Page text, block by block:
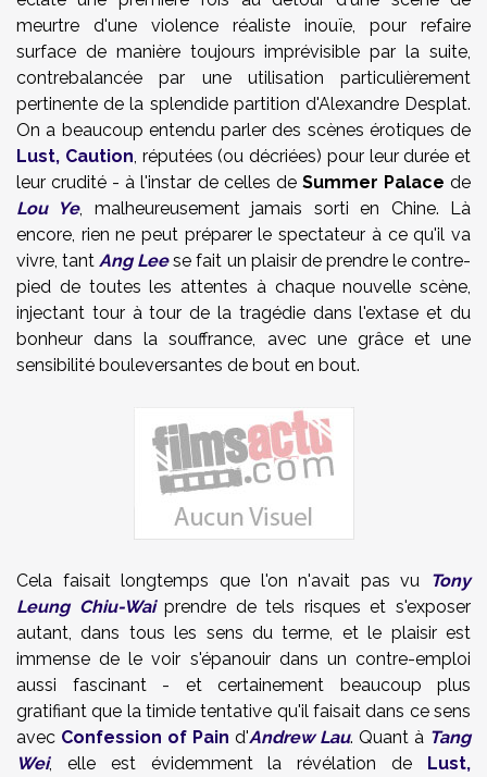
meurtre d'une violence réaliste inouïe, pour refaire
surface de manière toujours imprévisible par la suite,
contrebalancée par une utilisation particulièrement
pertinente de la splendide partition d'Alexandre Desplat.
On a beaucoup entendu parler des scènes érotiques de
Lust, Caution, réputées (ou décriées) pour leur durée et
leur crudité - à l'instar de celles de Summer Palace de
Lou Ye, malheureusement jamais sorti en Chine. Là
encore, rien ne peut préparer le spectateur à ce qu'il va
vivre, tantAng Leese fait un plaisir de prendre le contre-
pied de toutes les attentes à chaque nouvelle scène,
injectant tour à tour de la tragédie dans l'extase et du
bonheur dans la souffrance, avec une grâce et une
sensibilité bouleversantes de bout en bout.
Cela faisait longtemps que l'on n'avait pas vu
Tony
Leung Chiu-Waiprendre de tels risques et s'exposer
autant, dans tous les sens du terme, et le plaisir est
immense de le voir s'épanouir dans un contre-emploi
aussi fascinant - et certainement beaucoup plus
gratifiant que la timide tentative qu'il faisait dans ce sens
avec Confession of Pain d'Andrew Lau. Quant à Tang
Wei, elle est évidemment la révélation de Lust,